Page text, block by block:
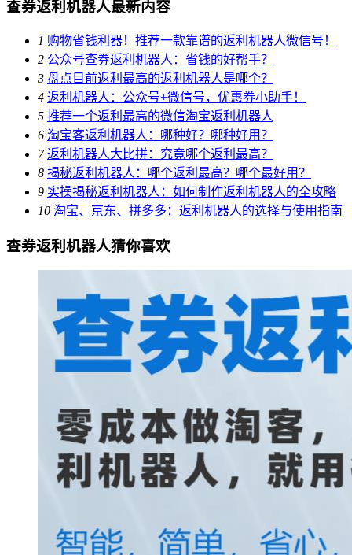
查券返利机器人最新内容
1 购物省钱利器！推荐一款靠谱的返利机器人微信号！
2 公众号查券返利机器人：省钱的好帮手？
3 盘点目前返利最高的返利机器人是哪个？
4 返利机器人：公众号+微信号，优惠券小助手！
5 推荐一个返利最高的微信淘宝返利机器人
6 淘宝客返利机器人：哪种好？哪种好用？
7 返利机器人大比拼：究竟哪个返利最高？
8 揭秘返利机器人：哪个返利最高？哪个最好用？
9 实操揭秘返利机器人：如何制作返利机器人的全攻略
10 淘宝、京东、拼多多：返利机器人的选择与使用指南
查券返利机器人猜你喜欢